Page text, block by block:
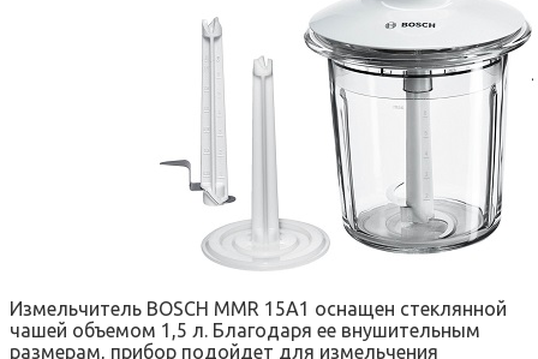
Измельчитель BOSCH MMR 15A1 оснащен стеклянной
чашей объемом 1,5 л. Благодаря ее внушительным
размерам, прибор подойдет для измельчения